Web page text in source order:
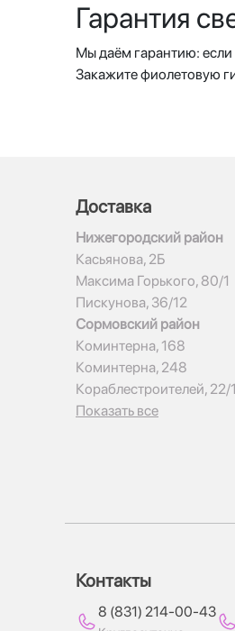
Гарантия
Мы даём гарантию: если
Закажите фиолетовую
Доставка
Нижегородский район
Касьянова, 2Б
Максима Горького, 80/1
Пискунова, 36/12
Сормовский район
Коминтерна, 168
Коминтерна, 248
Кораблестроителей, 22/1
Показать все
Контакты
8 (831) 214-00-43